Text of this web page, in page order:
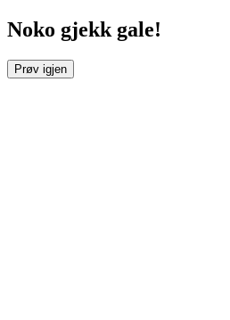
Noko gjekk gale!
Prøv igjen